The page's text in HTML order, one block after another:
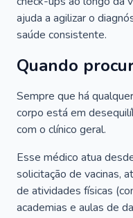
ajuda a agilizar o
saúde consistente.
Quando
Sempre que há
corpo está em
com o clínico geral.
Esse médico atua
solicitação de vacinas,
de atividades físicas
academias e aulas de